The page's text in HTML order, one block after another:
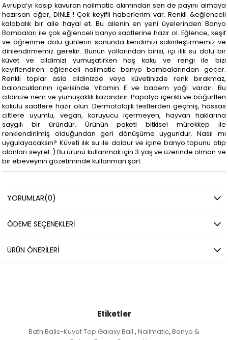
Avrupa’yı kasıp kavuran nailmatic akımından sen de payını almaya
hazırsan eğer, DINLE ! Çok keyifli haberlerim var. Renkli &eğlenceli
kalabalık bir aile hayal et. Bu ailenin en yeni üyelerinden Banyo
Bombaları ile çok eğlenceli banyo saatlerine hazır ol. Eğlence, keşif
ve öğrenme dolu günlerin sonunda kendimizi sakinleştirmemiz ve
dinlendirmemiz gerekir. Bunun yollarından birisi, içi ılık su dolu bir
küvet ve cildimizi yumuşatırken hoş koku ve rengi ile bizi
keyiflendiren eğlenceli nailmatic banyo bombalarından geçer.
Renkli toplar asla cildinizde veya küvetinizde renk bırakmaz,
baloncuklarının içerisinde Vitamin E ve badem yağı vardır. Bu
cildinize nem ve yumuşaklık kazandırır. Papatya içerikli ve böğürtlen
kokulu saatlere hazır olun. Dermotolojik testlerden geçmiş, hassas
ciltlere uyumlu, vegan, koruyucu içermeyen, hayvan haklarına
saygılı bir üründür. Ürünün paketi bitkisel mürekkep ile
renklendirilmiş olduğundan geri dönüşüme uygundur. Nasıl mı
uygulayacaksın? Küveti ılık su ile doldur ve içine banyo topunu atıp
olanları seyret :) Bu ürünü kullanmak için 3 yaş ve üzerinde olman ve
bir ebeveynin gözetiminde kullanman şart.
YORUMLAR(0)
ÖDEME SEÇENEKLERI
ÜRÜN ÖNERILERI
Etiketler
Bath Balls-Kuvet Top Galaxy Ball , Nailmatic, Banyo &